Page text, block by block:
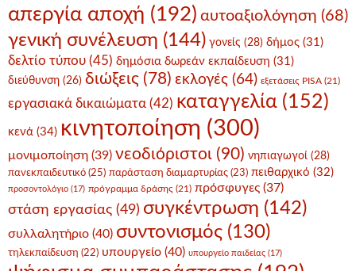
απεργία αποχή (192) αυτοαξιολόγηση (68)
γενική συνέλευση (144) γονείς (28) δήμος (31)
δελτίο τύπου (45) δημόσια δωρεάν εκπαίδευση (31)
διεύθυνση (26) διώξεις (78) εκλογές (64) εξετάσεις PISA (21)
εργασιακά δικαιώματα (42) καταγγελία (152)
κενά (34) κινητοποίηση (300)
μονιμοποίηση (39) νεοδιόριστοι (90) νηπιαγωγοί (28)
πανεκπαιδευτικό (25) παράσταση διαμαρτυρίας (23) πειθαρχικό (32)
προσοντολόγιο (17) πρόγραμμα δράσης (21) πρόσφυγες (37)
στάση εργασίας (49) συγκέντρωση (142)
συλλαλητήριο (40) συντονισμός (130)
τηλεκπαίδευση (22) υπουργείο (40) υπουργείο παιδείας (17)